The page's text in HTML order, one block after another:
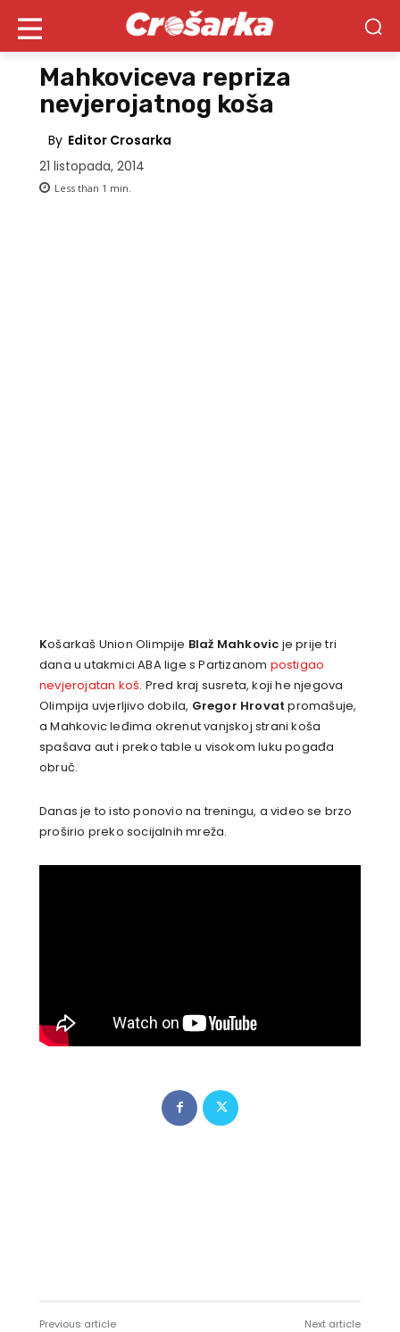
Mahkoviceva repriza
nevjerojatnog koša
By Editor Crosarka
21 listopada, 2014
Less than 1 min.
Košarkaš Union Olimpije Blaž Mahkovic je prije tri
dana u utakmici ABA lige s Partizanom postigao
nevjerojatan koš. Pred kraj susreta, koji he njegova
Olimpija uvjerljivo dobila, Gregor Hrovat promašuje,
a Mahkovic leđima okrenut vanjskoj strani koša
spašava aut i preko table u visokom luku pogađa
obruč.
Danas je to isto ponovio na treningu, a video se brzo
proširio preko socijalnih mreža.
Previous article Next article